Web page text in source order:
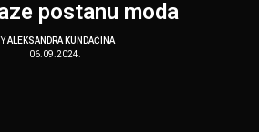
postanu moda
ALEKSANDRA KUNDAČINA
06.09.2024.